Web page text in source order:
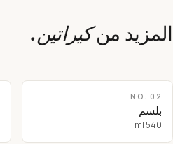
منكيراتين.
NO. 02
بلسم
540 ml